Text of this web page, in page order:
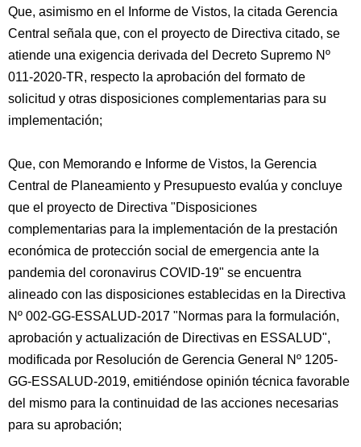
Que, asimismo en el Informe de Vistos, la citada Gerencia
Central señala que, con el proyecto de Directiva citado, se
atiende una exigencia derivada del Decreto Supremo Nº
011-2020-TR, respecto la aprobación del formato de
solicitud y otras disposiciones complementarias para su
implementación;
Que, con Memorando e Informe de Vistos, la Gerencia
Central de Planeamiento y Presupuesto evalúa y concluye
que el proyecto de Directiva "Disposiciones
complementarias para la implementación de la prestación
económica de protección social de emergencia ante la
pandemia del coronavirus COVID-19" se encuentra
alineado con las disposiciones establecidas en la Directiva
Nº 002-GG-ESSALUD-2017 "Normas para la formulación,
aprobación y actualización de Directivas en ESSALUD",
modificada por Resolución de Gerencia General Nº 1205-
GG-ESSALUD-2019, emitiéndose opinión técnica favorable
del mismo para la continuidad de las acciones necesarias
para su aprobación;